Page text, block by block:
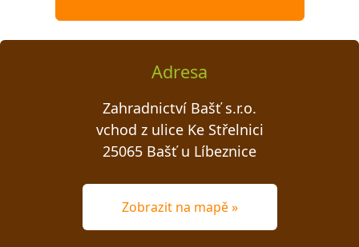
Adresa
Zahradnictví Bašť s.r.o.
vchod z ulice Ke Střelnici
25065 Bašť u Líbeznice
Zobrazit na mapě »